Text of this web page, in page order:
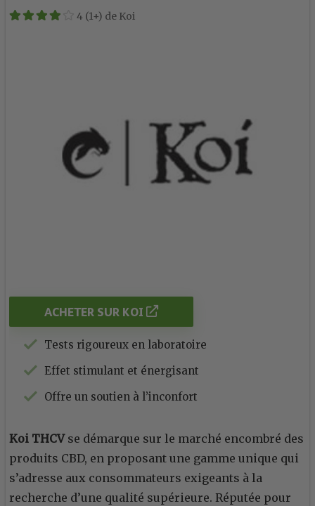
4 (1+) de Koi
ACHETER SUR KOI
Tests rigoureux en laboratoire
Effet stimulant et énergisant
Offre un soutien à l’inconfort
Koi THCVse démarque sur le marché encombré des
produits CBD, en proposant une gamme unique qui
s’adresse aux consommateurs exigeants à la
recherche d’une qualité supérieure. Réputée pour